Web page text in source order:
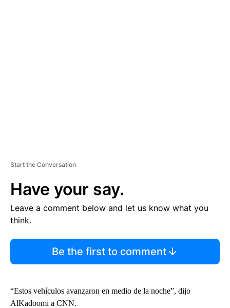
Start the Conversation
Have your say.
Leave a comment below and let us know what you
think.
Be the first to comment
“Estos vehículos avanzaron en medio de la noche”, dijo
AlKadoomi a CNN.